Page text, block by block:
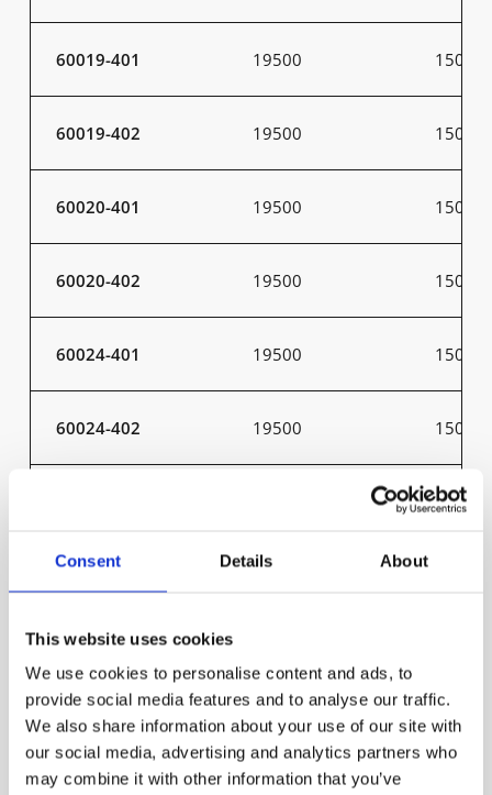
Consent Details About
This website uses cookies
We use cookies to personalise content and ads, to
provide social media features and to analyse our traffic.
We also share information about your use of our site with
our social media, advertising and analytics partners who
may combine it with other information that you’ve
60019-401 19500 150
60019-402 19500 150
60020-401 19500 150
60020-402 19500 150
60024-401 19500 150
60024-402 19500 150
200
60021-402 26000
60022-401
60022-402 26000 200